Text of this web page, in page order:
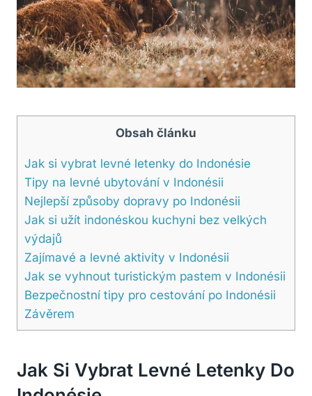
Obsah článku
Jak si vybrat levné letenky do Indonésie
Tipy na levné ubytování v Indonésii
Nejlepší způsoby dopravy po Indonésii
Jak si užít indonéskou kuchyni bez velkých
výdajů
Zajímavé a levné aktivity v Indonésii
Jak se vyhnout turistickým pastem v Indonésii
Bezpečnostní tipy pro cestování po Indonésii
Závěrem
Jak Si Vybrat Levné Letenky Do